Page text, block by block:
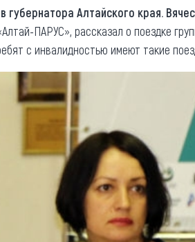
губернатора Алтайского края.
ПАРУС», рассказал о поездке
с инвалидностью имеют такие